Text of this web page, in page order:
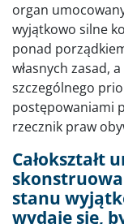
organ
wyjątkowo silne
ponad
własnych zasad,
szczególnego
postępowaniami
rzecznik praw
Całokształt
stanu
wydaje się,